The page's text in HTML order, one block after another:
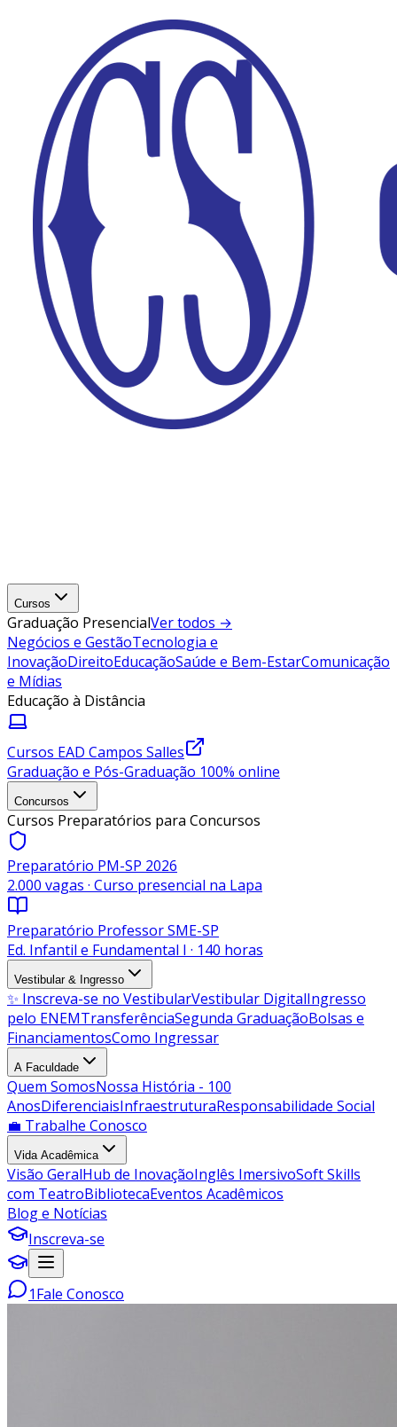
Cursos
Graduação PresencialVer todos →
Negócios e GestãoTecnologia e
InovaçãoDireitoEducaçãoSaúde e Bem-EstarComunicação
e Mídias
Educação à Distância
Cursos EAD Campos Salles
Graduação e Pós-Graduação 100% online
Concursos
Cursos Preparatórios para Concursos
Preparatório PM-SP 2026
2.000 vagas · Curso presencial na Lapa
Preparatório Professor SME-SP
Ed. Infantil e Fundamental I · 140 horas
Vestibular & Ingresso
✨ Inscreva-se no VestibularVestibular DigitalIngresso
pelo ENEMTransferênciaSegunda GraduaçãoBolsas e
FinanciamentosComo Ingressar
A Faculdade
Quem SomosNossa História - 100
AnosDiferenciaisInfraestruturaResponsabilidade Social
💼 Trabalhe Conosco
Vida Acadêmica
Visão GeralHub de InovaçãoInglês ImersivoSoft Skills
com TeatroBibliotecaEventos Acadêmicos
Blog e Notícias
Inscreva-se
1Fale Conosco